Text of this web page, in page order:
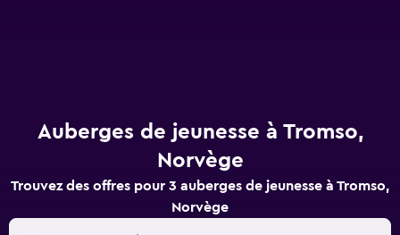
Auberges de jeunesse à Tromso,
Norvège
Trouvez des offres pour 3 auberges de jeunesse à Tromso,
Norvège